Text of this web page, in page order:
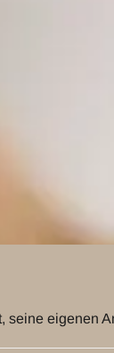
seine eigenen